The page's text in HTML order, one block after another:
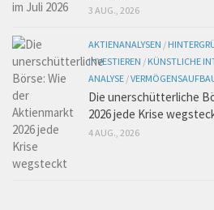
3 AUG., 2026
AKTIENANALYSEN /
INVESTIEREN / KÜNSTLICHE
ANALYSE /
Die unerschütterliche
2026 jede Krise
4 AUG., 2026